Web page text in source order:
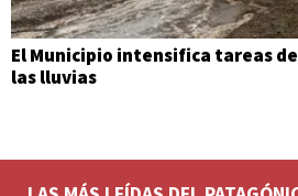
El Municipio intensifica tareas
las lluvias